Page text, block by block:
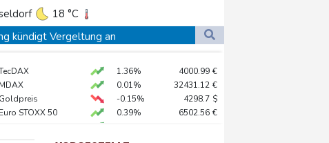
18 °C
Dortmund
17 °C
kündigt Vergeltung an
Vergeltung an
1.36% 4000.99 €
MDAX
0.01% 32431.12 €
Goldpreis
-0.15% 4298.7 $
Euro STOXX 50
0.39% 6502.56 €
0.05%